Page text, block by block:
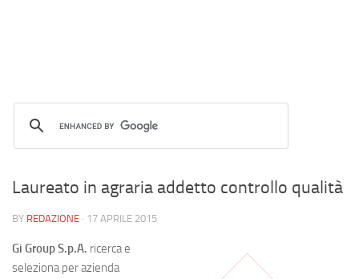
Laureato in agraria addetto controllo qualità
BY REDAZIONE · 17 APRILE 2015
Gi Group S.p.A. ricerca e
seleziona per azienda